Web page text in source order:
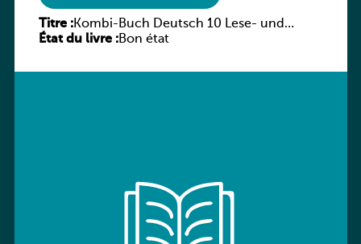
Titre :Kombi-Buch Deutsch 10 Lese- und
Sprachbuch
État du livre :Bon état